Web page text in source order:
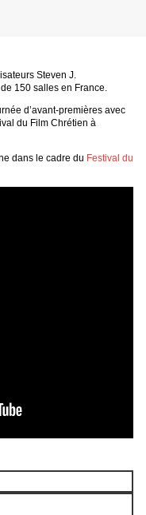
Steven J.
150 salles en France.
d’avant-premières avec
du Film Chrétien à
dans le cadre du Festival du